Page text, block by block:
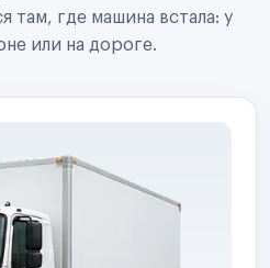
там, где машина встала: у
или на дороге.